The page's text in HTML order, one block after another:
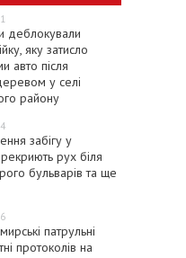
деблокували
яку затисло
авто після
у селі
району
забігу у
рух біля
бульварів та ще
патрульні
протоколів на